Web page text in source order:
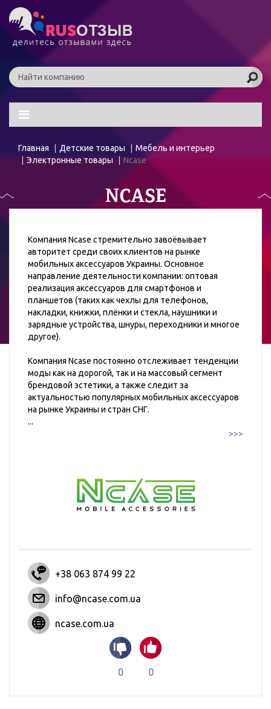
Главная Детские товары
Мебель и интерьер
Электронные товары
Ncase
NCASE
Компания Ncase стремительно завоёвывает
авторитет среди своих клиентов на рынке
мобильных аксессуаров Украины. Основное
направление деятельности компании: оптовая
реализация аксессуаров для смартфонов и
планшетов (таких как чехлы для телефонов,
накладки, книжки, плёнки и стекла, наушники и
зарядные устройства, шнуры, переходники и многое
другое).
Компания Ncase постоянно отслеживает тенденции
моды как на дорогой, так и на массовый сегмент
брендовой эстетики, а также следит за
актуальностью популярных мобильных аксессуаров
на рынке Украины и стран СНГ.
...
>>>
+38 063 874 99 22
info@ncase.com.ua
ncase.com.ua
0 0